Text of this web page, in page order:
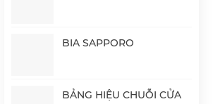
BIA SAPPORO
BẢNG HIỆU CHUỖI CỬA